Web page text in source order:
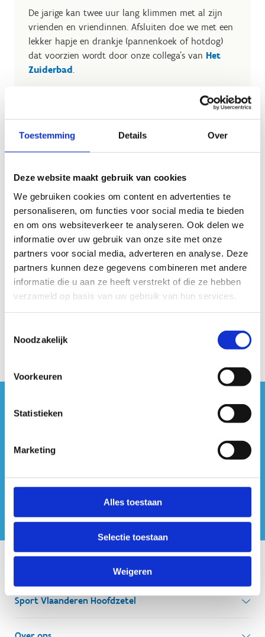
Toestemming Details Over
Deze website maakt gebruik van cookies
We gebruiken cookies om content en advertenties te
personaliseren, om functies voor social media te bieden
en om ons websiteverkeer te analyseren. Ook delen we
informatie over uw gebruik van onze site met onze
partners voor social media, adverteren en analyse. Deze
partners kunnen deze gegevens combineren met andere
informatie die u aan ze heeft verstrekt of die ze hebben
verzameld op basis van uw gebruik van hun services.
Noodzakelijk
Voorkeuren
Statistieken
Marketing
Alles toestaan
Selectie toestaan
Weigeren
De jarige kan twee uur lang klimmen met al zijn
vrienden en vriendinnen. Afsluiten doe we met een
lekker hapje en drankje (pannenkoek of hotdog)
dat voorzien wordt door onze collega's van Het
Zuiderbad.
deelnemers. Breng je meer vrienden mee? Dan
betaal je per extra deelnemer € 25.
#sportersbelevenmeer
Sport Vlaanderen Hoofdzetel
Simon Bolivarlaan 17